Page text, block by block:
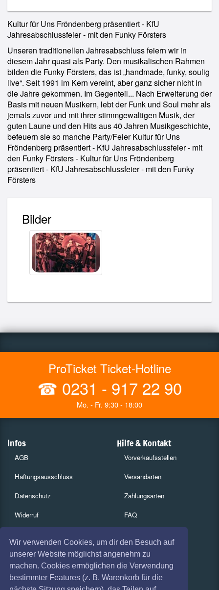
Wir verwenden Cookies, um dir den Besuch auf
unserer Website möglichst angenehm zu
machen. Cookies ermöglichen die Verwendung
bestimmter Features (z. B. Warenkorb für die
Kultur für Uns Fröndenberg präsentiert - KfU
Jahresabschlussfeier - mit den Funky Försters
Unseren traditionellen Jahresabschluss feiern wir in
diesem Jahr quasi als Party. Den musikalischen Rahmen
bilden die Funky Försters, das ist „handmade, funky, soulig
live“. Seit 1991 im Kern vereint, aber ganz sicher nicht in
die Jahre gekommen. Im Gegenteil... Nach Erweiterung der
Basis mit neuen Musikern, lebt der Funk und Soul mehr als
jemals zuvor und mit ihrer stimmgewaltigen Musik, der
guten Laune und den Hits aus 40 Jahren Musikgeschichte,
befeuern sie so manche Party/Feier Kultur für Uns
Fröndenberg präsentiert - KfU Jahresabschlussfeier - mit
den Funky Försters - Kultur für Uns Fröndenberg
präsentiert - KfU Jahresabschlussfeier - mit den Funky
Försters
Bilder
ProTicket Ticket-Hotline
☎ 0231 - 917 22 90
Mo. - Fr. 9:30 - 18:00
Infos
AGB
Haftungsausschluss
Datenschutz
Widerruf
Absagen
Hilfe & Kontakt
Vorverkaufsstellen
Versandarten
Zahlungsarten
FAQ
Services
Gutscheine
Geschäftskunden